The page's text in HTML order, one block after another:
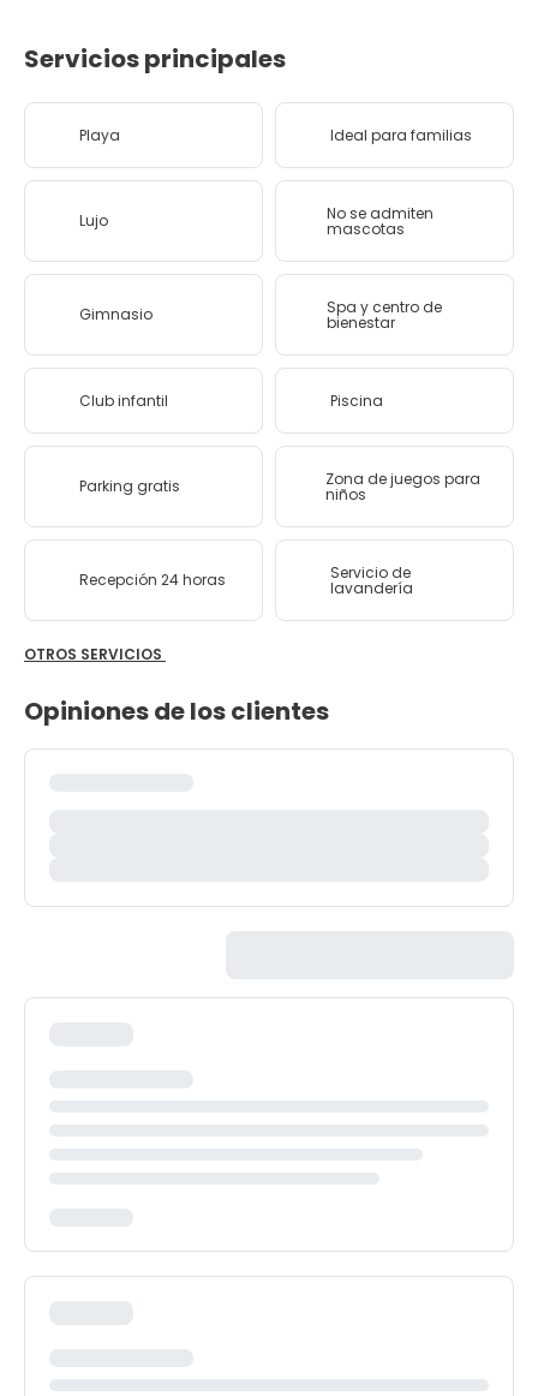
Servicios principales
Playa Ideal para familias
Lujo No se admiten
mascotas
Gimnasio Spa y centro de
bienestar
Club infantil Piscina
Parking gratis Zona de juegos para
niños
Recepción 24 horas Servicio de
lavandería
OTROS SERVICIOS
Opiniones de los clientes